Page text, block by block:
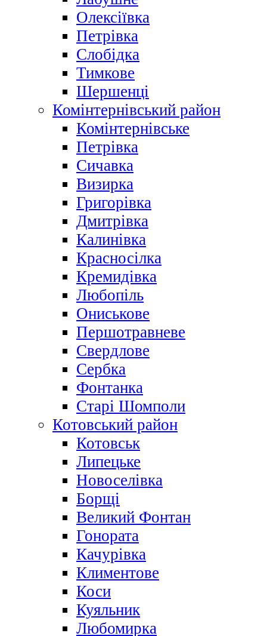
Олексіївка
Петрівка
Слобідка
Тимкове
Шершенці
Комінтернівський район
Комінтернівське
Петрівка
Сичавка
Визирка
Григорівка
Дмитрівка
Калинівка
Красносілка
Кремидівка
Любопіль
Ониськове
Першотравневе
Свердлове
Сербка
Фонтанка
Старі Шомполи
Котовський район
Котовськ
Липецьке
Новоселівка
Борщі
Великий Фонтан
Гонората
Качурівка
Климентове
Коси
Куяльник
Любомирка